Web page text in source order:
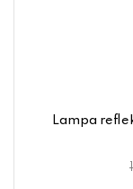
Lampa